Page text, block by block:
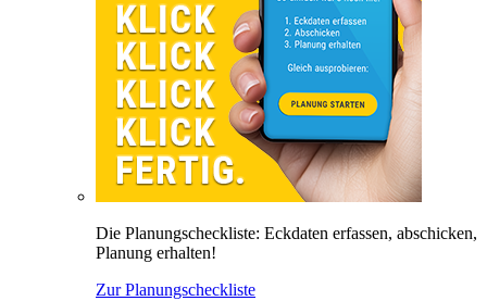
Die Planungscheckliste: Eckdaten erfassen, abschicken,
Planung erhalten!
Zur Planungscheckliste